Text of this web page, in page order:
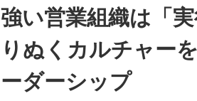
強い営業組織は「
りぬくカルチャー
ーダーシップ